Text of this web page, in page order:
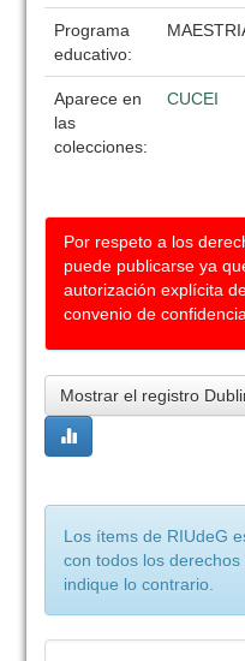
Programa
educativo:
Aparece en
las
colecciones:
CUCEI
Por respeto a los
puede publicarse ya
autorización explícita
convenio de
Mostrar el registro
Los ítems de RIUdeG
con todos los
indique lo contrario.